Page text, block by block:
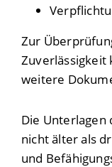
Zur
Zuverlässigkeit
weitere
Die
nicht älter als
und